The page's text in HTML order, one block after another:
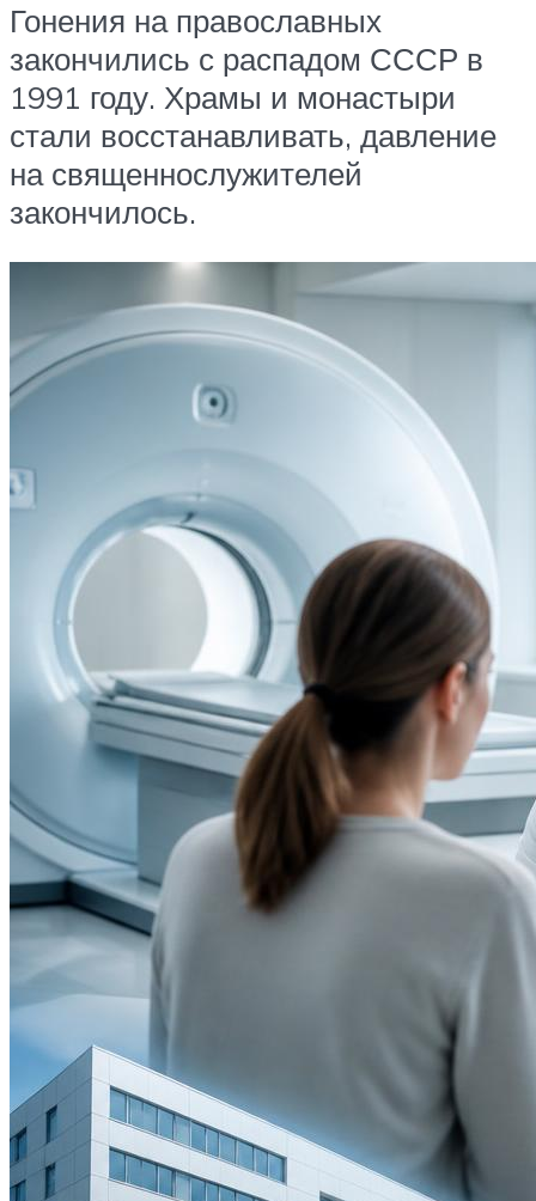
Гонения на православных
закончились с распадом СССР в
1991 году. Храмы и монастыри
стали восстанавливать, давление
на священнослужителей
закончилось.